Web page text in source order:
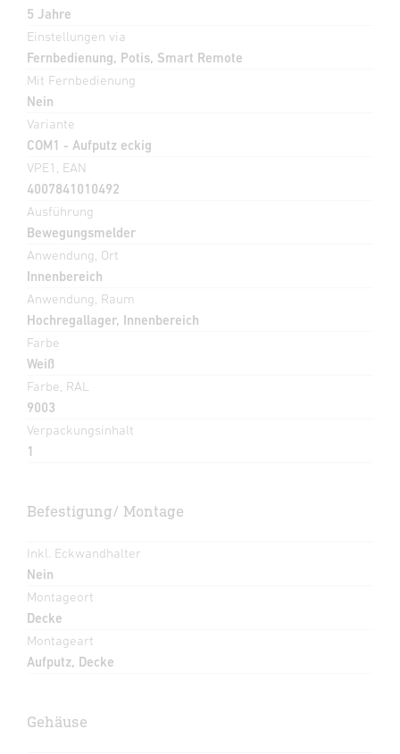
5 Jahre
Einstellungen via
Fernbedienung, Potis, Smart Remote
Mit Fernbedienung
Nein
Variante
COM1 - Aufputz eckig
VPE1, EAN
4007841010492
Ausführung
Bewegungsmelder
Anwendung, Ort
Innenbereich
Anwendung, Raum
Hochregallager, Innenbereich
Farbe
Weiß
Farbe, RAL
9003
Verpackungsinhalt
Befestigung/ Montage
Inkl. Eckwandhalter
Nein
Montageort
Decke
Montageart
Aufputz, Decke
Gehäuse